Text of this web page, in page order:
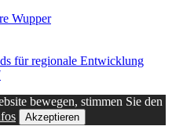
bewegen, stimmen Sie den
Akzeptieren